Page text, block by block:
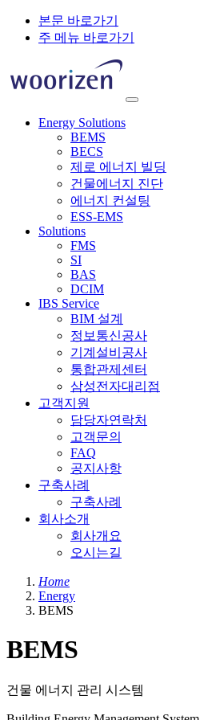
본문 바로가기
주 메뉴 바로가기
Energy Solutions
BEMS
BECS
제로 에너지 빌딩
건물에너지 진단
에너지 컨설팅
ESS-EMS
Solutions
FMS
SI
BAS
DCIM
IBS Service
BIM 설계
정보통신공사
기계설비공사
통합관제센터
삼성전자대리점
고객지원
담당자연락처
고객문의
FAQ
공지사항
구축사례
구축사례
회사소개
회사개요
오시는길
Home
Energy
BEMS
BEMS
건물 에너지 관리 시스템